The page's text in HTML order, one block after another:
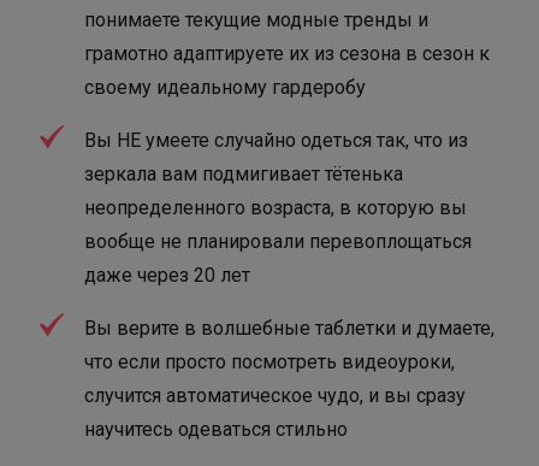
понимаете текущие модные тренды и
грамотно адаптируете их из сезона в сезон к
своему идеальному гардеробу
Вы НЕ умеете случайно одеться так, что из
зеркала вам подмигивает тётенька
неопределенного возраста, в которую вы
вообще не планировали перевоплощаться
даже через 20 лет
Вы верите в волшебные таблетки и думаете,
что если просто посмотреть видеоуроки,
случится автоматическое чудо, и вы сразу
научитесь одеваться стильно